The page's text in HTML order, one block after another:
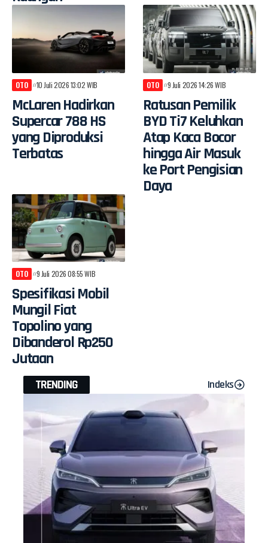
OTO 10 Juli 2026 13:02 WIB
McLaren Hadirkan
Supercar 788 HS
yang Diproduksi
Terbatas
OTO 9 Juli 2026 14:26 WIB
Ratusan Pemilik
BYD Ti7 Keluhkan
Atap Kaca Bocor
hingga Air Masuk
ke Port Pengisian
Daya
OTO 9 Juli 2026 08:55 WIB
Spesifikasi Mobil
Mungil Fiat
Topolino yang
Dibanderol Rp250
Jutaan
TRENDING Indeks